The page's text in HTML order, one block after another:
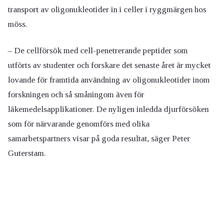
transport av oligonukleotider in i celler i ryggmärgen hos
möss.
– De cellförsök med cell-penetrerande peptider som
utförts av studenter och forskare det senaste året är mycket
lovande för framtida användning av oligonukleotider inom
forskningen och så småningom även för
läkemedelsapplikationer. De nyligen inledda djurförsöken
som för närvarande genomförs med olika
samarbetspartners visar på goda resultat, säger Peter
Guterstam.